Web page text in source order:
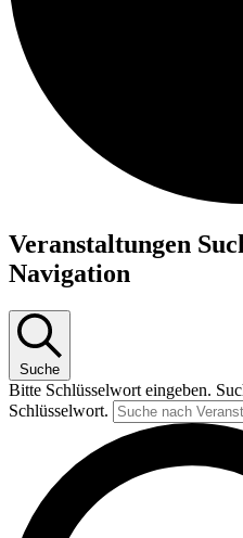
Veranstaltungen
für
23.
2026
Veranstaltungen
Navigation
Suche
Bitte Schlüsselwort eingeben.
Schlüsselwort.